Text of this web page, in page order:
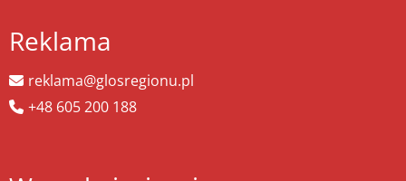
Reklama
reklama@glosregionu.pl
+48 605 200 188